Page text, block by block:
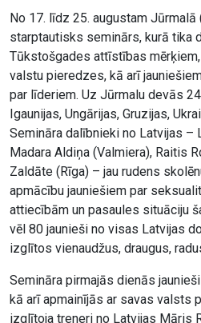
No 17. līdz 25. augustam Jūrmalā
starptautisks seminārs, kurā tika
Tūkstošgades attīstības
valstu pieredzes, kā arī
par līderiem. Uz Jūrmalu devās
Igaunijas, Ungārijas, Gruzijas,
Semināra dalībnieki no Latvijas –
Madara Aldiņa (Valmiera), Raitis
Zaldāte (Rīga) – jau rudens
apmācību jauniešiem par
attiecībām un pasaules situāciju
vēl 80 jaunieši no visas Latvijas
izglītos vienaudžus, draugus,
Semināra pirmajās dienās
kā arī apmainījās ar savas valsts
izglītoja treneri no Latvijas Māris